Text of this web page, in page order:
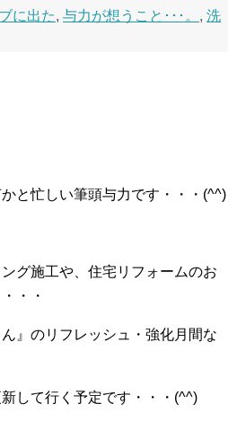
に出た, 与力が想うこと･･･。 , 洗
と忙しい筆頭与力です・・・(^^)
グ施工や、住宅リフォームのお
・・
』のリフレッシュ・強化月間な
して行く予定です・・・(^^)